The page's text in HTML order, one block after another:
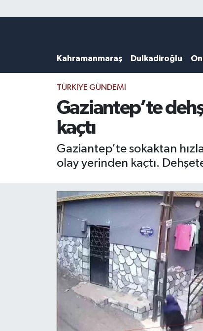
Kahramanmaraş Dulkadiroğlu
TÜRKIYE GÜNDEMI
Gaziantep’te
kaçtı
Gaziantep’te sokaktan
olay yerinden kaçtı.
DULKADİROĞLU
KAHRAMANMARAŞ
ONİKİŞUBAT
Kahramanmaraş Hava Durumu
Kahramanmaraş Trafik Yoğunluk Haritası
Süper Lig Puan Durumu ve Fikstür
Tüm Manşetler
Son Dakika Haberleri